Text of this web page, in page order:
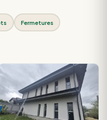
Fermetures